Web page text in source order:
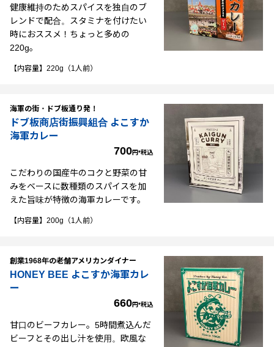
健康維持のためスパイスを独自のブ
レンドで配合。スタミナを付けたい
時におススメ！ちょっと多めの
220g。
【内容量】220g（1人前）
海軍の街・ドブ板通り発！
ドブ板商店街振興組合 よこすか
海軍カレー
700円*税込
こだわりの国産牛のコクと野菜の甘
みをベースに数種類のスパイスを加
えた旨味が特徴の海軍カレーです。
【内容量】200g（1人前）
創業1968年の老舗アメリカンダイナー
HONEY BEE よこすか海軍カレ
ー
660円*税込
甘口のビーフカレー。5時間煮込んだ
ビーフとその出し汁を使用。欧風な